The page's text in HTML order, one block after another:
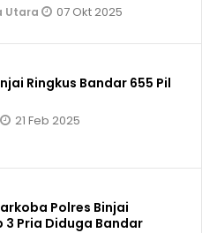
Utara 07 Okt 2025
Ringkus Bandar 655 Pil
21 Feb 2025
Polres Binjai
3 Pria Diduga Bandar